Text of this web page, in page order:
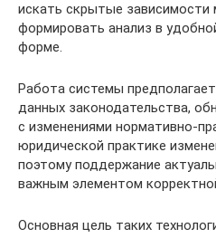
искать скрытые зависимости
формировать анализ в
форме.
Работа системы
данных законодательства,
с изменениями нормативно-
юридической практике
поэтому поддержание
важным элементом
Основная цель таких